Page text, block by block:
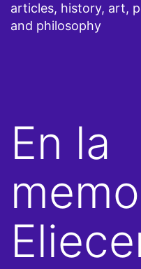
articles, history, art,
and philosophy
En la